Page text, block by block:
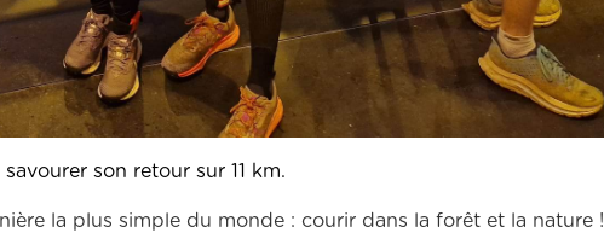
son retour sur 11 km.
la plus simple du monde : courir dans la forêt et la nature !